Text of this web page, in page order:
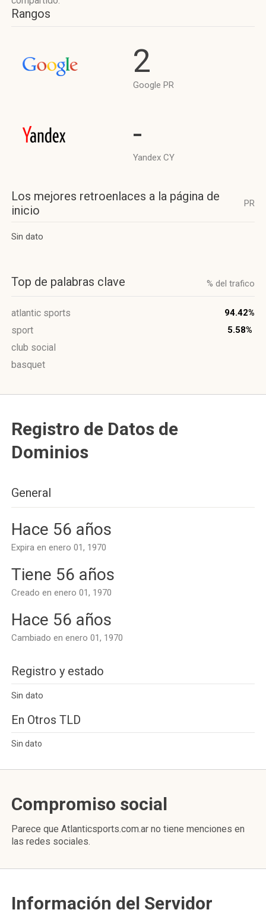
Rangos
2
Google PR
-
Yandex CY
Los mejores retroenlaces a la página de
inicio
PR
Sin dato
Top de palabras clave % del trafico
atlantic sports 94.42%
sport 5.58%
club social
basquet
Registro de Datos de
Dominios
General
Hace 56 años
Expira en enero 01, 1970
Tiene 56 años
Creado en enero 01, 1970
Hace 56 años
Cambiado en enero 01, 1970
Registro y estado
Sin dato
En Otros TLD
Sin dato
Compromiso social
Parece que Atlanticsports.com.ar no tiene menciones en
las redes sociales.
Información del Servidor